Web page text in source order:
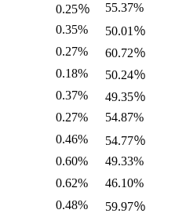
0.25％
55.37%
0.35%
50.01％
0.27%
60.72％
0.18%
50.24％
0.37%
49.35％
0.27%
54.87%
0.46%
54.77％
0.60%
49.33%
0.62%
46.10%
0.48%
59.97％